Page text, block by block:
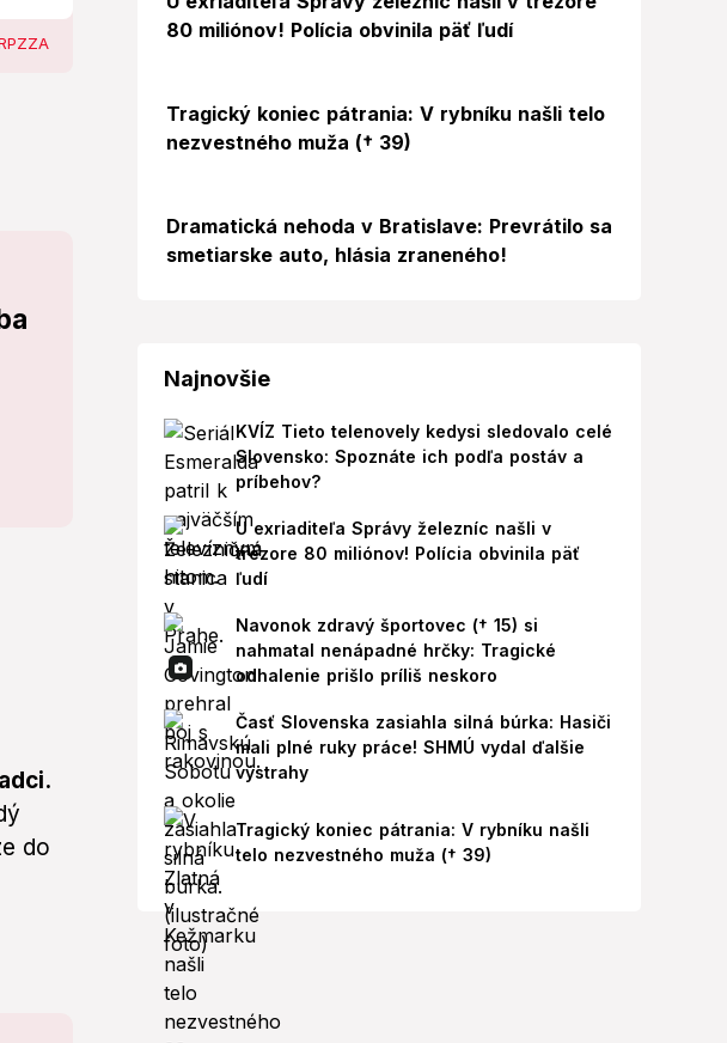
do
80 miliónov! Polícia obvinila päť ľudí
Tragický koniec pátrania: V rybníku našli telo
nezvestného muža († 39)
Dramatická nehoda v Bratislave: Prevrátilo sa
smetiarske auto, hlásia zraneného!
Najnovšie
KVÍZ Tieto telenovely kedysi sledovalo celé
Slovensko: Spoznáte ich podľa postáv a
príbehov?
U exriaditeľa Správy železníc našli v
trezore 80 miliónov! Polícia obvinila päť
ľudí
Navonok zdravý športovec († 15) si
nahmatal nenápadné hrčky: Tragické
odhalenie prišlo príliš neskoro
Časť Slovenska zasiahla silná búrka: Hasiči
mali plné ruky práce! SHMÚ vydal ďalšie
výstrahy
Tragický koniec pátrania: V rybníku našli
telo nezvestného muža († 39)